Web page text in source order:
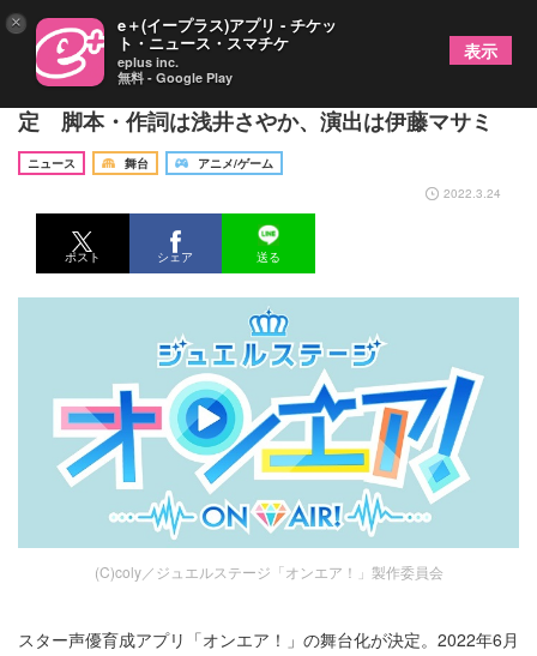
スター声優育成アプリ「オンエア！」の舞台化が決
定 脚本・作詞は浅井さやか、演出は伊藤マサミ
ニュース 舞台
アニメ/ゲーム
2022.3.24
ポスト シェア 送る
(C)coly／ジュエルステージ「オンエア！」製作委員会
スター声優育成アプリ「オンエア！」の舞台化が決定。2022年6月
× e＋(イープラス)アプリ - チケッ
ト・ニュース・スマチケ
eplus inc.
無料 - Google Play
表示